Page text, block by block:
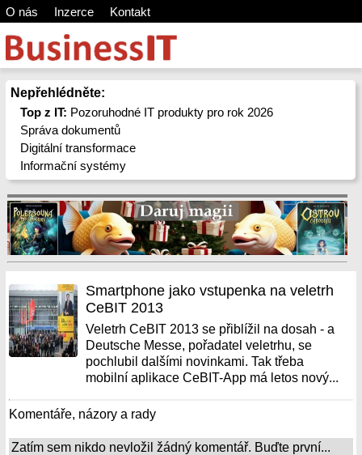
O nás Inzerce Kontakt
Nepřehlédněte:
Top z IT: Pozoruhodné IT produkty pro rok 2026
Správa dokumentů
Digitální transformace
Informační systémy
Smartphone jako vstupenka na veletrh
CeBIT 2013
Veletrh CeBIT 2013 se přiblížil na dosah - a
Deutsche Messe, pořadatel veletrhu, se
pochlubil dalšími novinkami. Tak třeba
mobilní aplikace CeBIT-App má letos nový...
Komentáře, názory a rady
Zatím sem nikdo nevložil žádný komentář. Buďte první...